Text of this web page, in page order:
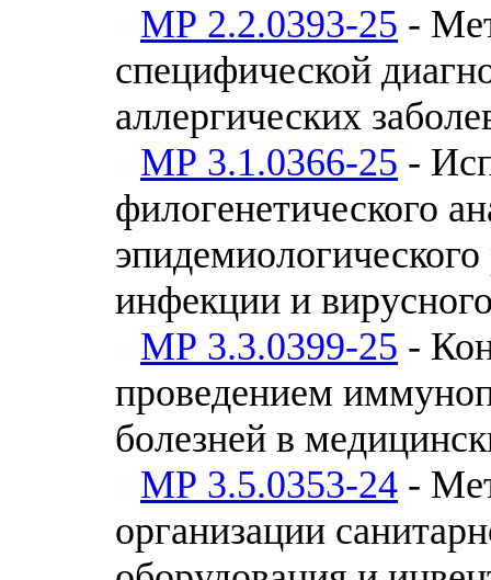
МР 2.2.0393-25 -
специфической
аллергических
МР 3.1.0366-25 -
филогенетического
инфекции и
МР 3.3.0399-25 -
проведением
болезней в
МР 3.5.0353-24 -
организации